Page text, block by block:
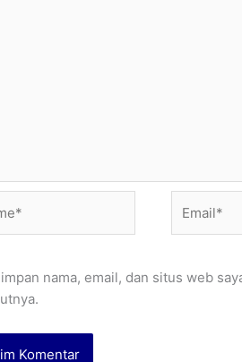
nama, email, dan situs web